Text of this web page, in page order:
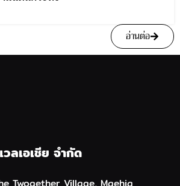
อ่านต่อ
ลเอเชีย จำกัด